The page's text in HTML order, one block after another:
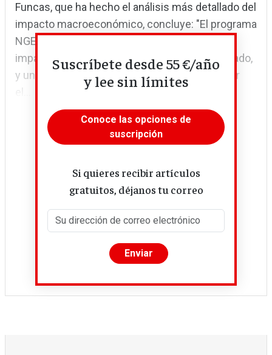
Funcas, que ha hecho el análisis más detallado del
impacto macroeconómico, concluye: "El programa
NGEU (Next Generation EU) habría tenido un
impacto macroeconómico positivo, pero acotado,
y una respuesta inversora empresarial que, por
Suscríbete desde 55 €/año
y lee sin límites
Conoce las opciones de
suscripción
Si quieres recibir artículos
gratuitos, déjanos tu correo